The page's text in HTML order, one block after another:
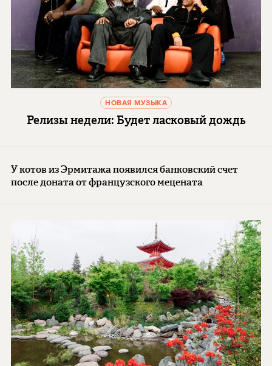
НОВАЯ МУЗЫКА
Релизы недели: Будет ласковый дождь
У котов из Эрмитажа появился банковский счет
после доната от французского мецената